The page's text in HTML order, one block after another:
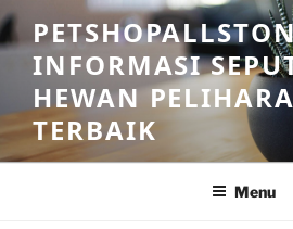
Skip
to
contentINFORMASI
HEWAN
TERBAIK
Menu